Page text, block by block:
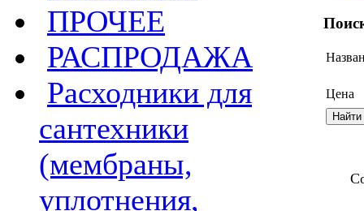
ПРОЧЕЕ
РАСПРОДАЖА
Расходники для
сантехники
(мембраны,
уплотнения,
Цена